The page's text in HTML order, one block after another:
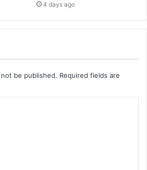
4 days ago
be published. Required fields are